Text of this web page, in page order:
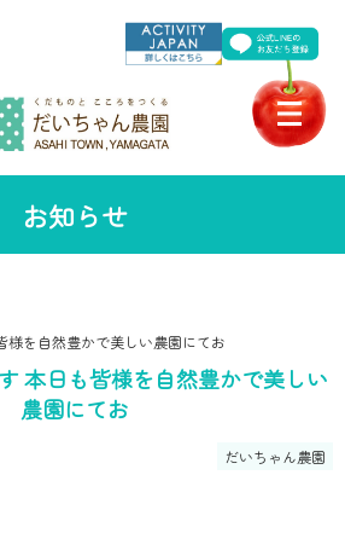
お知らせ
様を自然豊かで美しい農園にてお
本日も皆様を自然豊かで美しい
農園にてお
だいちゃん農園